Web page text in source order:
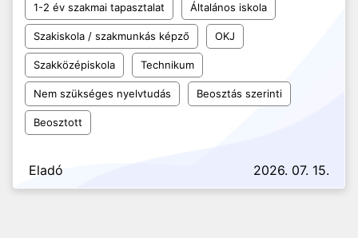
1-2 év szakmai tapasztalat Általános iskola
Szakiskola / szakmunkás képző OKJ
Szakközépiskola Technikum
Nem szükséges nyelvtudás Beosztás szerinti
Beosztott
Eladó 2026. 07. 15.